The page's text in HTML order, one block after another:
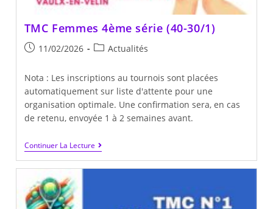
TMC Femmes 4ème série (40-30/1)
Publication
11/02/2026
PostActualités
Nota : Les inscriptions au tournois sont placées
automatiquement sur liste d'attente pour une
organisation optimale. Une confirmation sera, en cas
de retenu, envoyée 1 à 2 semaines avant.
Continuer La LectureTMC
Femmes